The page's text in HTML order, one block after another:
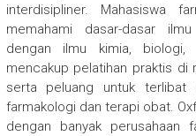
interdisipliner. Mahasiswa
memahami dasar-dasar
dengan ilmu kimia,
mencakup pelatihan praktis di
serta peluang untuk
farmakologi dan terapi obat.
dengan banyak perusahaan